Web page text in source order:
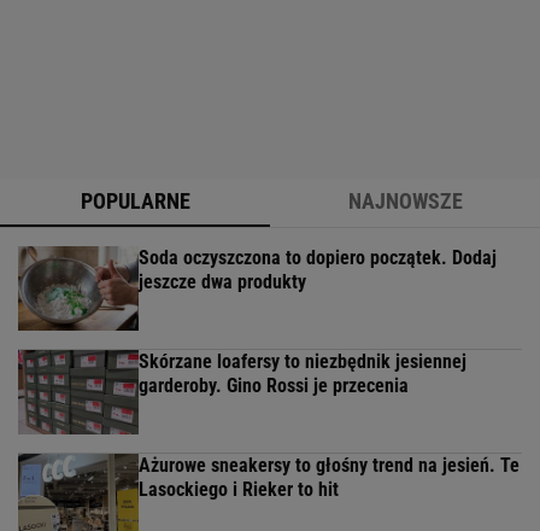
POPULARNE NAJNOWSZE
Soda oczyszczona to dopiero początek. Dodaj
jeszcze dwa produkty
Skórzane loafersy to niezbędnik jesiennej
garderoby. Gino Rossi je przecenia
Ażurowe sneakersy to głośny trend na jesień. Te
Lasockiego i Rieker to hit